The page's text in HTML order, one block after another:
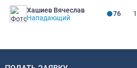
Хашиев Вячеслав
Нападающий
76 1